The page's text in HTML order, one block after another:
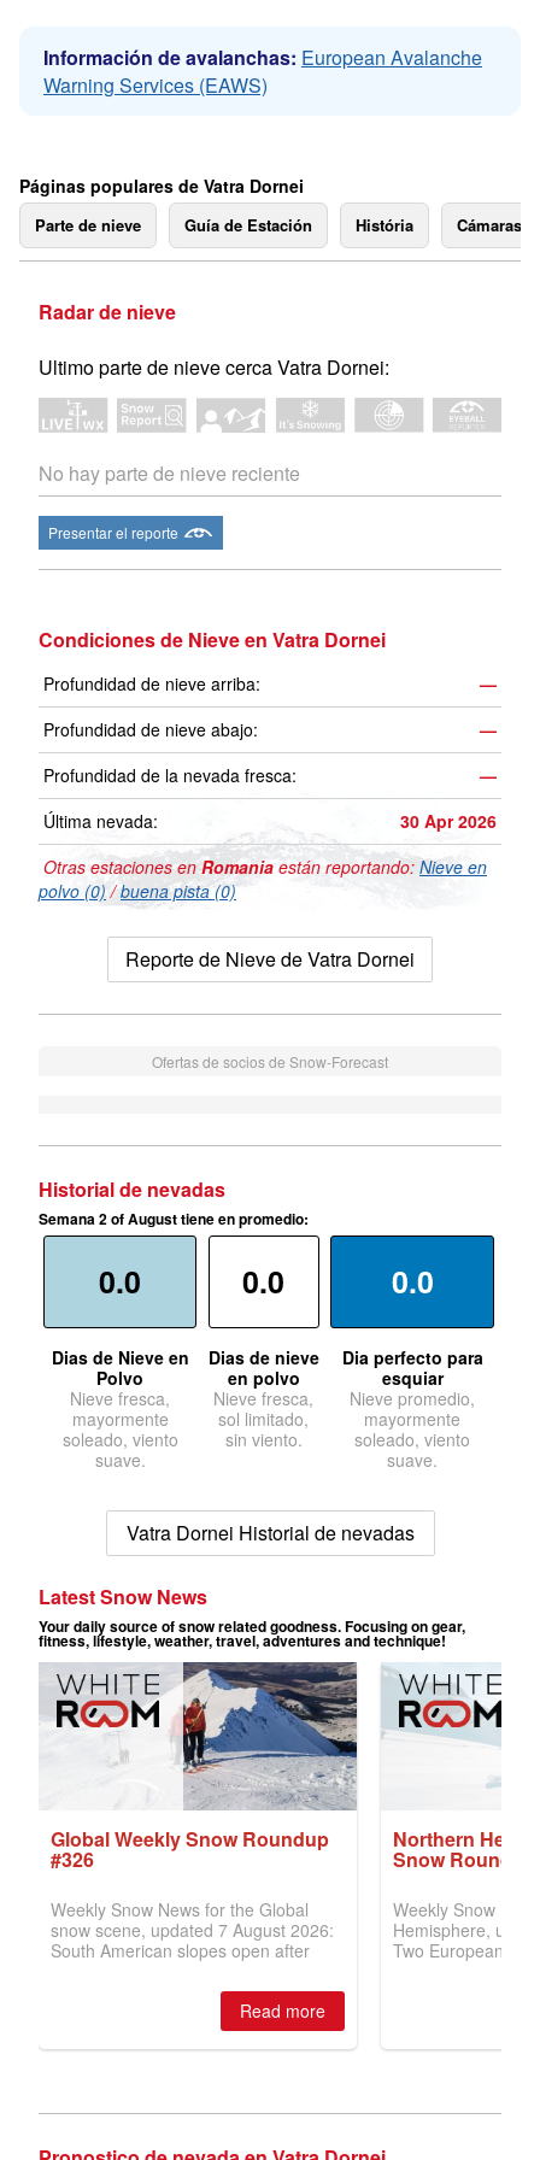
Información de avalanchas: European Avalanche
Warning Services (EAWS)
Páginas populares de Vatra Dornei
Parte de nieve Guía de Estación História Cámaras
Radar de nieve
Ultimo parte de nieve cerca Vatra Dornei:
No hay parte de nieve reciente
Presentar el reporte
Condiciones de Nieve en Vatra Dornei
Profundidad de nieve arriba:
—
Profundidad de nieve abajo:
—
Profundidad de la nevada fresca:
—
Última nevada:
30 Apr 2026
Otras estaciones enRomania están reportando: Nieve en
polvo (0) /buena pista (0)
Reporte de Nieve de Vatra Dornei
Ofertas de socios de Snow-Forecast
Historial de nevadas
Semana 2 of August tiene en promedio:
0.0
Dias de Nieve en
Polvo
Nieve fresca,
mayormente
soleado, viento
suave.
0.0
Dias de nieve
en polvo
Nieve fresca,
sol limitado,
sin viento.
0.0
Dia perfecto para
esquiar
Nieve promedio,
mayormente
soleado, viento
suave.
Vatra Dornei Historial de nevadas